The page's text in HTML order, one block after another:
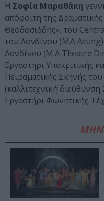
Η Σοφία Μαραθάκη
απόφοιτη της
Θεοδοσιάδης», του
του Λονδίνου (Μ.Α
Λονδίνου (Μ.Α Theatre
Εργαστήρι Υποκριτικής
Πειραματικής Σκηνής
(καλλιτεχνική
Εργαστήρι Φωνητικής
ΜΗΝ